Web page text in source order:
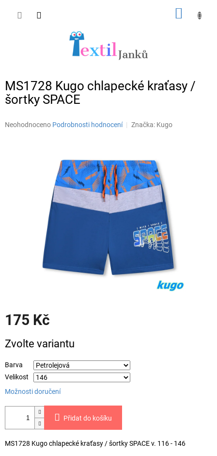
MS1728 Kugo chlapecké kraťasy /
šortky SPACE
Průměrné
Neohodnoceno Podrobnosti hodnocení Značka: Kugo
175 Kč
cena:
Zvolte variantu
Barva
Velikost
Možnosti doručení
Přidat do košíku
MS1728 Kugo chlapecké kraťasy / šortky SPACE v. 116 - 146